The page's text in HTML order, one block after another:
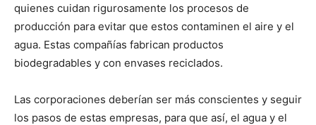
quienes cuidan rigurosamente los procesos de
producción para evitar que estos contaminen el aire y el
agua. Estas compañías fabrican productos
biodegradables y con envases reciclados.
Las corporaciones deberían ser más conscientes y seguir
los pasos de estas empresas, para que así, el agua y el